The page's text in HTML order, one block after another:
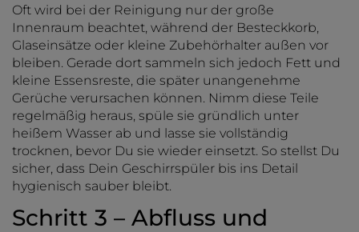
Oft wird bei der Reinigung nur der große
Innenraum beachtet, während der Besteckkorb,
Glaseinsätze oder kleine Zubehörhalter außen vor
bleiben. Gerade dort sammeln sich jedoch Fett und
kleine Essensreste, die später unangenehme
Gerüche verursachen können. Nimm diese Teile
regelmäßig heraus, spüle sie gründlich unter
heißem Wasser ab und lasse sie vollständig
trocknen, bevor Du sie wieder einsetzt. So stellst Du
sicher, dass Dein Geschirrspüler bis ins Detail
hygienisch sauber bleibt.
Schritt 3 – Abfluss und